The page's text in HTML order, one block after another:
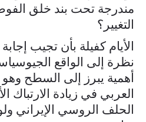
مندرجة تحت بند خلق
التغيير؟
الأيام كفيلة بأن تجيب
نظرة إلى الواقع
أهمية يبرز إلى السطح وهو
العربي في زيادة الارتباك
الحلف الروسي الإيراني